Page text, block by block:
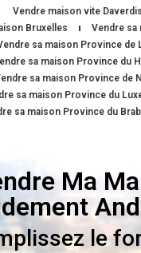
Vendre maison vite
Bruxelles
Vendre sa
sa maison Province de
sa maison Province du
sa maison Province de
sa maison Province du
sa maison Province du
Ma
le